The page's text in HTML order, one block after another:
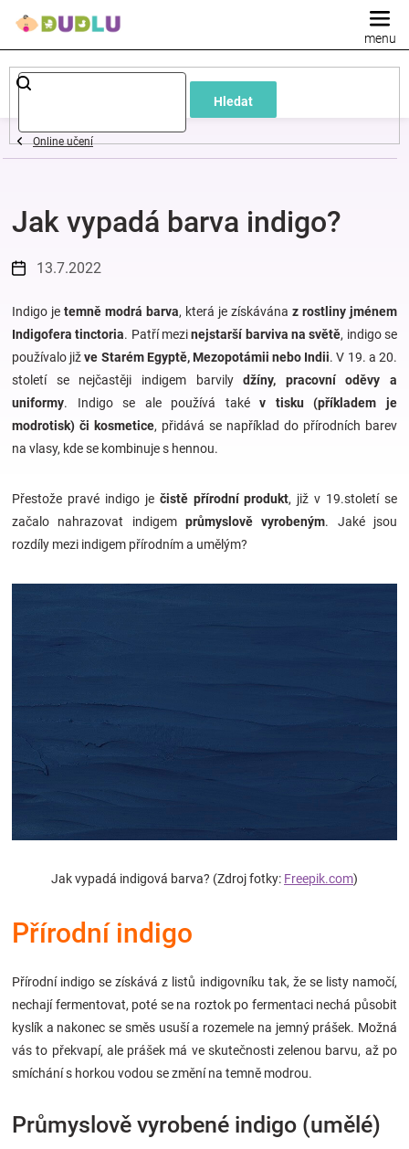
Hledat
Dětské
a
oblečení
Pokojíček
a
kojenecká
výbava
Hračky
a
zábava
Novinky
Značky
Hračkářství
Přihlášení
Online učení
Jak vypadá barva indigo?
13.7.2022
Indigo je temně modrá barva, která je získávána z rostliny jménem
Indigofera tinctoria. Patří mezinejstarší barviva na světě, indigo se
používalo jižve Starém Egyptě, Mezopotámii nebo Indii. V 19. a 20.
století se nejčastěji indigem barvilydžíny, pracovní oděvy a
uniformy. Indigo se ale používá takév tisku (příkladem je
modrotisk) či kosmetice, přidává se například do přírodních barev
na vlasy, kde se kombinuje s hennou.
Přestože pravé indigo je čistě přírodní produkt, již v 19.století se
začalo nahrazovat indigem průmyslově vyrobeným. Jaké jsou
rozdíly mezi indigem přírodním a umělým?
Jak vypadá indigová barva? (Zdroj fotky: Freepik.com)
Přírodní indigo
Přírodní indigo se získává z listů indigovníku tak, že se listy namočí,
nechají fermentovat, poté se na roztok po fermentaci nechá působit
kyslík a nakonec se směs usuší a rozemele na jemný prášek. Možná
vás to překvapí, ale prášek má ve skutečnosti zelenou barvu, až po
smíchání s horkou vodou se změní na temně modrou.
Průmyslově vyrobené indigo (umělé)